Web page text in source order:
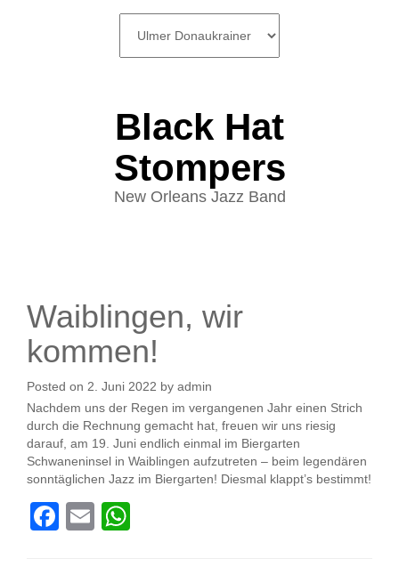
Black Hat
Stompers
New Orleans Jazz Band
Waiblingen, wir
kommen!
Posted on 2. Juni 2022 by admin
Nachdem uns der Regen im vergangenen Jahr einen Strich
durch die Rechnung gemacht hat, freuen wir uns riesig
darauf, am 19. Juni endlich einmal im Biergarten
Schwaneninsel in Waiblingen aufzutreten – beim legendären
sonntäglichen Jazz im Biergarten! Diesmal klappt’s bestimmt!
Facebook
Email